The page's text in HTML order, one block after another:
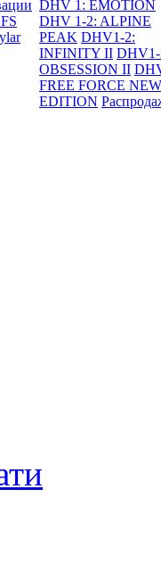
DHV 1: EMOTION
DHV 1-2: ALPINE
PEAK DHV1-2:
INFINITY II
OBSESSION II
FREE FORCE NEW
EDITION